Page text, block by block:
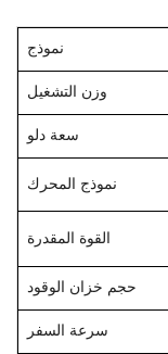
نموذج
سعة دلو
نموذج المحرك
حجم خزان الوقود